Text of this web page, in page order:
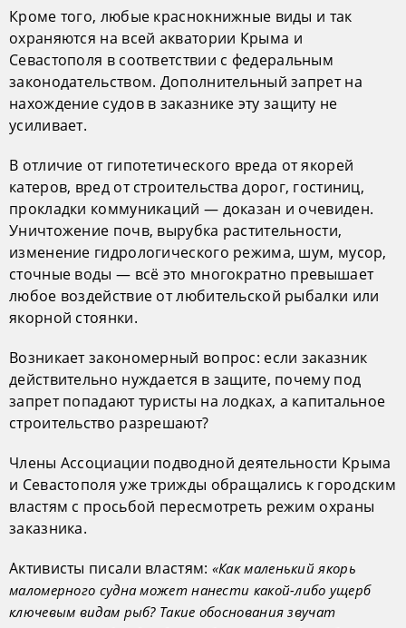
Кроме того, любые краснокнижные виды и так
охраняются на всей акватории Крыма и
Севастополя в соответствии с федеральным
законодательством. Дополнительный запрет на
нахождение судов в заказнике эту защиту не
усиливает.
В отличие от гипотетического вреда от якорей
катеров, вред от строительства дорог, гостиниц,
прокладки коммуникаций — доказан и очевиден.
Уничтожение почв, вырубка растительности,
изменение гидрологического режима, шум, мусор,
сточные воды — всё это многократно превышает
любое воздействие от любительской рыбалки или
якорной стоянки.
Возникает закономерный вопрос: если заказник
действительно нуждается в защите, почему под
запрет попадают туристы на лодках, а капитальное
строительство разрешают?
Члены Ассоциации подводной деятельности Крыма
и Севастополя уже трижды обращались к городским
властям с просьбой пересмотреть режим охраны
заказника.
Активисты писали властям: «Как маленький якорь
маломерного судна может нанести какой-либо ущерб
ключевым видам рыб? Такие обоснования звучат